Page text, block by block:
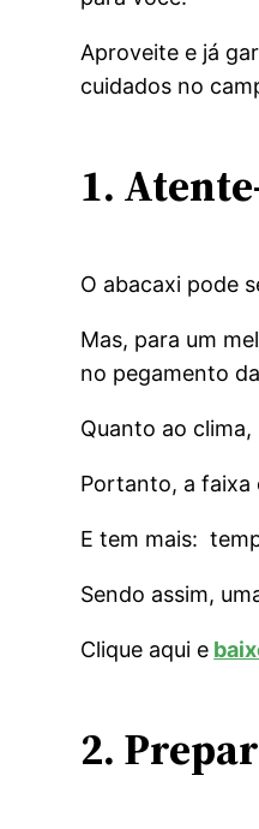
Aproveite e já
cuidados no
1.
O abacaxi pode
Mas, para um
no pegamento
Quanto ao
Portanto, a faixa
E tem mais:
Sendo assim,
Clique aqui e
2.